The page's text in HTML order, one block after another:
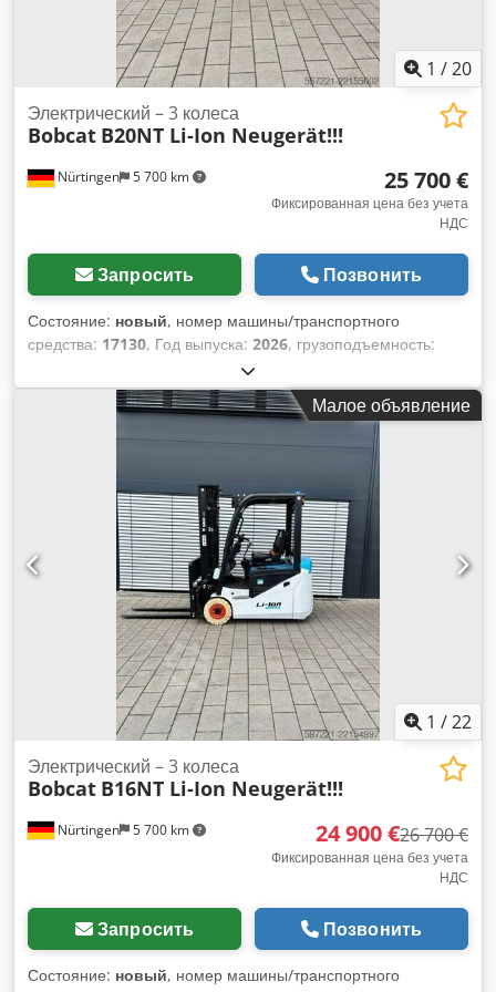
1 /20
Nürtingen 5 700 km
Электрический – 3 колеса
Bobcat B20NT Li-Ion Neugerät!!!
25 700 €
Фиксированная цена без учета
НДС
Запросить Позвонить
Состояние: новый, номер машины/транспортного
средства: 17130, Год выпуска: 2026, грузоподъемность:
4 800 мм
подъема:1 484 мм, центр тяжести груза:500 мм, тип
электрический, тип мачты:триплекс,
строительная высота:
, напряжение аккумулятора:
, размер передней шины:
200/50-10 non-marking, размер задней шины:
, общий вес:3 790 кг, 5174822 Серийный номер:
OBA07-000027 Характеристики аккумулятора: 51,2 В, 277
А·ч. Chjdpozfd D Iefx Al Ioa
Малое объявление
1 /22
Nürtingen 5 700 km
Электрический – 3 колеса
Bobcat B16NT Li-Ion Neugerät!!!
24 900 €26 700 €
Фиксированная цена без учета
НДС
Запросить Позвонить
Состояние: новый, номер машины/транспортного